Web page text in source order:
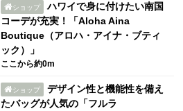
ショップ
ハワイで身に付けたい南国
コーデが充実！「Aloha Aina
Boutique（アロハ・アイナ・ブティ
ック）」
ここから約0m
ショップ
デザイン性と機能性を備え
たバッグが人気の「フルラ